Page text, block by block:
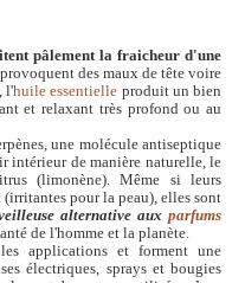
pâlement la fraicheur d'une
des maux de tête voire
l'huile essentielle produit un bien
et relaxant très profond ou au
une molécule antiseptique
intérieur de manière naturelle, le
(limonène). Même si leurs
pour la peau), elles sont
alternative aux parfums
de l'homme et la planète.
applications et forment une
électriques, sprays et bougies